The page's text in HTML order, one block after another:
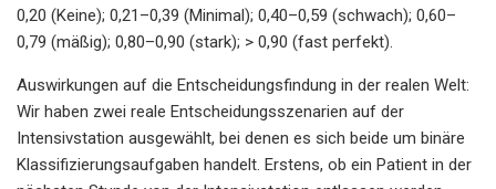
0,20 (Keine); 0,21–0,39 (Minimal); 0,40–0,59 (schwach); 0,60–
0,79 (mäßig); 0,80–0,90 (stark); > 0,90 (fast perfekt).
Auswirkungen auf die Entscheidungsfindung in der realen Welt:
Wir haben zwei reale Entscheidungsszenarien auf der
Intensivstation ausgewählt, bei denen es sich beide um binäre
Klassifizierungsaufgaben handelt. Erstens, ob ein Patient in der